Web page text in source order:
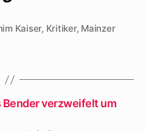
Kaiser, Kritiker, Mainzer
verzweifelt um